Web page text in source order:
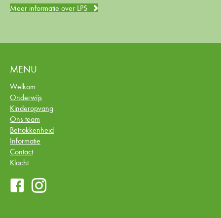
Meer informatie over LPS
MENU
Welkom
Onderwijs
Kinderopvang
Ons team
Betrokkenheid
Informatie
Contact
Klacht